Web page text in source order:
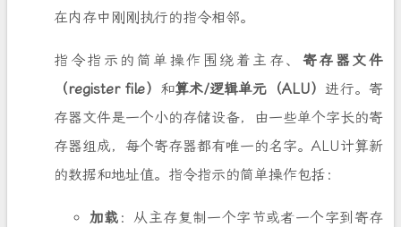
在内存中刚刚执行的指令相邻。
指令指示的简单操作围绕着主存、 寄存器文件
（register file） 和算术/逻辑单元（ALU）进行。寄
存器文件是一个小的存储设备，由一些单个字长的寄
存器组成，每个寄存器都有唯一的名字。ALU计算新
的数据和地址值。指令指示的简单操作包括：
加载 ：从主存复制一个字节或者一个字到寄存